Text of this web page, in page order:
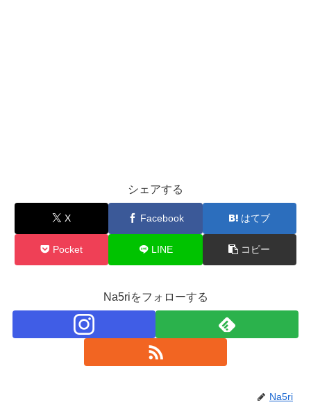
シェアする
X Facebook はてブ
Pocket LINE コピー
Na5riをフォローする
Na5ri